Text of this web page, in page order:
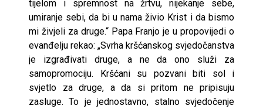
tijelom i spremnost na žrtvu, nijekanje sebe,
umiranje sebi, da bi u nama živio Krist i da bismo
mi živjeli za druge.“ Papa Franjo je u propovijedi o
evanđelju rekao: „Svrha kršćanskog svjedočanstva
je izgrađivati druge, a ne da ono služi za
samopromociju. Kršćani su pozvani biti sol i
svjetlo za druge, a da si pritom ne pripisuju
zasluge. To je jednostavno, stalno svjedočenje